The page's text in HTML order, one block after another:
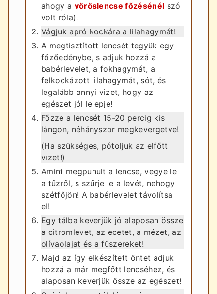
ahogy a vöröslencse főzésénél szó
volt róla).
Vágjuk apró kockára a lilahagymát!
A megtisztított lencsét tegyük egy
főzőedénybe, s adjuk hozzá a
babérlevelet, a fokhagymát, a
felkockázott lilahagymát, sót, és
legalább annyi vizet, hogy az
egészet jól lelepje!
Főzze a lencsét 15-20 percig kis
lángon, néhányszor megkevergetve!
(Ha szükséges, pótoljuk az elfőtt
vizet!)
Amint megpuhult a lencse, vegye le
a tűzről, s szűrje le a levét, nehogy
szétfőjön! A babérlevelet távolítsa
el!
Egy tálba keverjük jó alaposan össze
a citromlevet, az ecetet, a mézet, az
olívaolajat és a fűszereket!
Majd az így elkészített öntet adjuk
hozzá a már megfőtt lencséhez, és
alaposan keverjük össze az egészet!